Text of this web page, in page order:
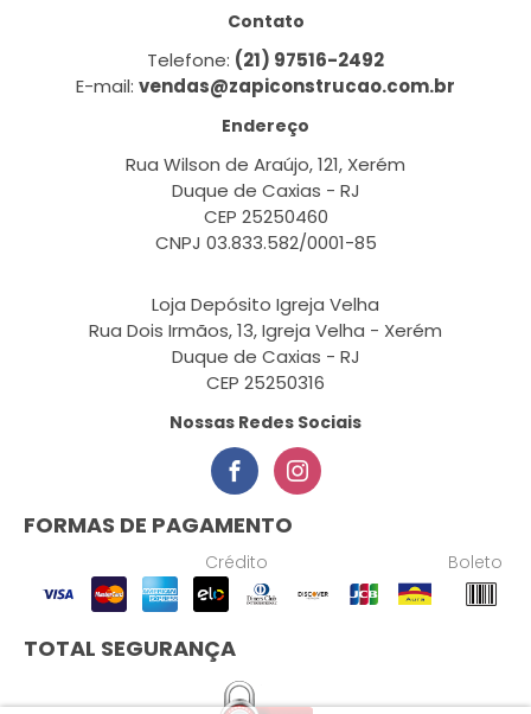
Contato
Telefone: (21) 97516-2492
E-mail: vendas@zapiconstrucao.com.br
Endereço
Rua Wilson de Araújo, 121, Xerém
Duque de Caxias - RJ
CEP 25250460
CNPJ 03.833.582/0001-85
Loja Depósito Igreja Velha
Rua Dois Irmãos, 13, Igreja Velha - Xerém
Duque de Caxias - RJ
CEP 25250316
Nossas Redes Sociais
FORMAS DE PAGAMENTO
Crédito Boleto
TOTAL SEGURANÇA